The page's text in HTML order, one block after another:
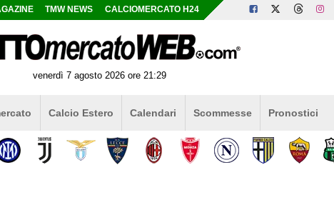
TMW NEWS CALCIOMERCATO H24
venerdì 7 agosto 2026 ore 21:29
Calcio Estero Calendari Scommesse Pronostici